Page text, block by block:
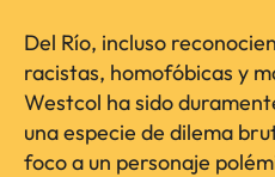
Del Río, incluso
racistas, homofóbicas y
Westcol ha sido
una especie de dilema
foco a un personaje